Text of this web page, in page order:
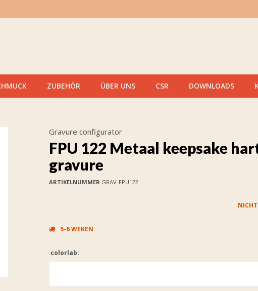
ZUBEHÖR ÜBER UNS CSR DOWNLOADS
Gravure configurator
FPU 122 Metaal keepsake
gravure
ARTIKELNUMMERGRAV-FPU122
5-6 WEKEN
colorlab: